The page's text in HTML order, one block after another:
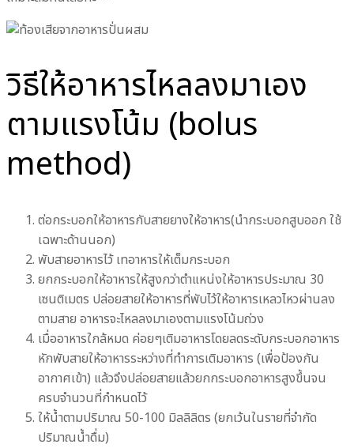
วิธีให้อาหารไหลลงมาเอง
ตามแรงโน้ม (bolus
method)
ต่อกระบอกให้อาหารกับสายยางให้อาหาร(นำกระบอกสูบออก ใช้
เฉพาะด้านนอก)
พับสายอาหารไว้ เทอาหารให้เต็มกระบอก
ยกกระบอกให้อาหารให้สูงกว่าตำแหน่งให้อาหารประมาณ 30
เซนติเมตร ปล่อยสายให้อาหารที่พับไว้ให้อาหารเหลวไหวผ่านลง
ตามสาย อาหารจะไหลลงมาเองตามแรงโน้มถ่วง
เมื่ออาหารใกล้หมด ค่อยๆเติมอาหารโดยลดระดับกระบอกอาหาร
หักพับสายให้อาหารระหว่างที่ทำการเติมอาหาร (เพื่อป้องกัน
อากาศเข้า) แล้วจึงปล่อยสายแล้วยกกระบอกอาหารสูงขึ้นจน
ครบจำนวนที่กำหนดไว้
ให้น้ำตามปริมาณ 50-100 มิลลิลิตร (ยกเว้นในรายที่จำกัด
ปริมาณน้ำดื่ม)